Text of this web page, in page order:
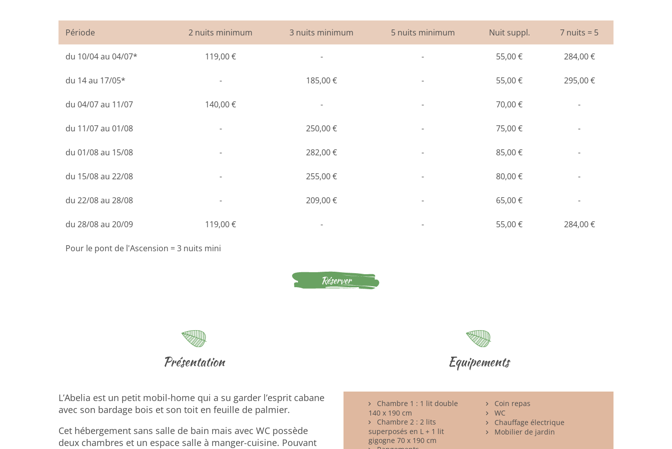
Période 2 nuits minimum 3 nuits minimum 5 nuits minimum Nuit suppl. 7 nuits = 5
du 10/04 au 04/07* 119,00 € - - 55,00 € 284,00 €
du 14 au 17/05* - 185,00 € - 55,00 € 295,00 €
du 04/07 au 11/07 140,00 € - - 70,00 € -
du 11/07 au 01/08 - 250,00 € - 75,00 € -
du 01/08 au 15/08 - 282,00 € - 85,00 € -
du 15/08 au 22/08 - 255,00 € - 80,00 € -
du 22/08 au 28/08 - 209,00 € - 65,00 € -
du 28/08 au 20/09 119,00 € - - 55,00 € 284,00 €
Pour le pont de l'Ascension = 3 nuits mini
Réserver
Présentation
L’Abelia est un petit mobil-home qui a su garder l’esprit cabane
avec son bardage bois et son toit en feuille de palmier.
Cet hébergement sans salle de bain mais avec WC possède
deux chambres et un espace salle à manger-cuisine. Pouvant
Equipements
Chambre 1 : 1 lit double
140 x 190 cm
Chambre 2 : 2 lits
superposés en L + 1 lit
gigogne 70 x 190 cm
Coin repas
WC
Chauffage électrique
Mobilier de jardin